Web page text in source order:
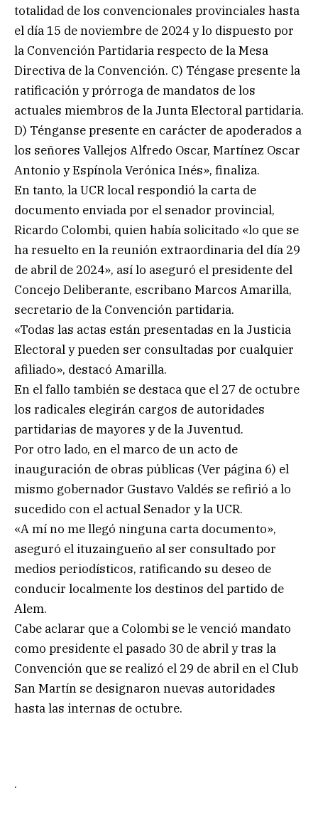
totalidad de los convencionales provinciales hasta
el día 15 de noviembre de 2024 y lo dispuesto por
la Convención Partidaria respecto de la Mesa
Directiva de la Convención. C) Téngase presente la
ratificación y prórroga de mandatos de los
actuales miembros de la Junta Electoral partidaria.
D) Ténganse presente en carácter de apoderados a
los señores Vallejos Alfredo Oscar, Martínez Oscar
Antonio y Espínola Verónica Inés», finaliza.
En tanto, la UCR local respondió la carta de
documento enviada por el senador provincial,
Ricardo Colombi, quien había solicitado «lo que se
ha resuelto en la reunión extraordinaria del día 29
de abril de 2024», así lo aseguró el presidente del
Concejo Deliberante, escribano Marcos Amarilla,
secretario de la Convención partidaria.
«Todas las actas están presentadas en la Justicia
Electoral y pueden ser consultadas por cualquier
afiliado», destacó Amarilla.
En el fallo también se destaca que el 27 de octubre
los radicales elegirán cargos de autoridades
partidarias de mayores y de la Juventud.
Por otro lado, en el marco de un acto de
inauguración de obras públicas (Ver página 6) el
mismo gobernador Gustavo Valdés se refirió a lo
sucedido con el actual Senador y la UCR.
«A mí no me llegó ninguna carta documento»,
aseguró el ituzaingueño al ser consultado por
medios periodísticos, ratificando su deseo de
conducir localmente los destinos del partido de
Alem.
Cabe aclarar que a Colombi se le venció mandato
como presidente el pasado 30 de abril y tras la
Convención que se realizó el 29 de abril en el Club
San Martín se designaron nuevas autoridades
hasta las internas de octubre.
.